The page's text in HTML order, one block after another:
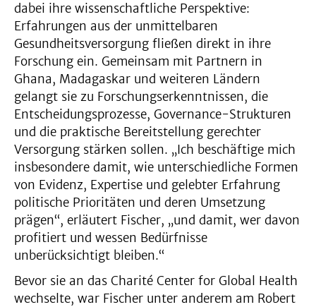
dabei ihre wissenschaftliche Perspektive:
Erfahrungen aus der unmittelbaren
Gesundheitsversorgung fließen direkt in ihre
Forschung ein. Gemeinsam mit Partnern in
Ghana, Madagaskar und weiteren Ländern
gelangt sie zu Forschungserkenntnissen, die
Entscheidungsprozesse, Governance-Strukturen
und die praktische Bereitstellung gerechter
Versorgung stärken sollen. „Ich beschäftige mich
insbesondere damit, wie unterschiedliche Formen
von Evidenz, Expertise und gelebter Erfahrung
politische Prioritäten und deren Umsetzung
prägen“, erläutert Fischer, „und damit, wer davon
profitiert und wessen Bedürfnisse
unberücksichtigt bleiben.“
Bevor sie an das Charité Center for Global Health
wechselte, war Fischer unter anderem am Robert